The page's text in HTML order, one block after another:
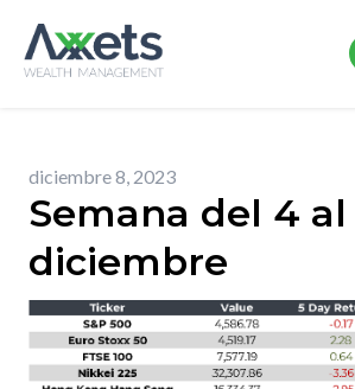
content
diciembre 8, 2023
Semana del 4 al
diciembre